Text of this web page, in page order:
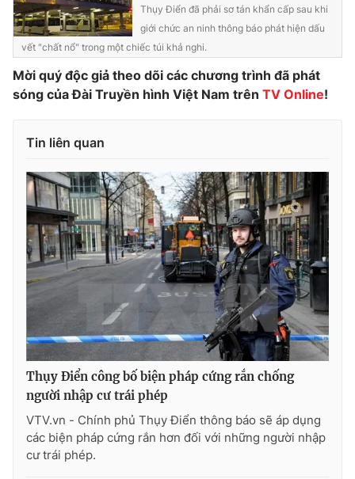
Thị trường
Tư vấn
Lịch phát sóng
Chuyên mục khác
Emagazine Podcast
Photo
Video Shorts video
VTV Money VTV Thể thao
VTV Sức khoẻ Bất động sản
Thị trường 24h Tấm lòng Việt
VTV4 Vươn mình bằng AI
VTV9 VTV8
Thụy Điển đã phải sơ tán khẩn cấp sau khi
giới chức an ninh thông báo phát hiện dấu
vết "chất nổ" trong một chiếc túi khả nghi.
Mời quý độc giả theo dõi các chương trình đã phát
sóng của Đài Truyền hình Việt Nam trên TV Online!
Tin liên quan
Thụy Điển công bố biện pháp cứng rắn chống
người nhập cư trái phép
VTV.vn - Chính phủ Thụy Điển thông báo sẽ áp dụng
các biện pháp cứng rắn hơn đối với những người nhập
cư trái phép.